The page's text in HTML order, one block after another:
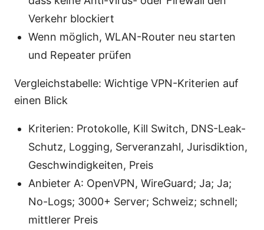
Verkehr blockiert
Wenn möglich, WLAN-Router neu starten
und Repeater prüfen
Vergleichstabelle: Wichtige VPN-Kriterien auf
einen Blick
Kriterien: Protokolle, Kill Switch, DNS-Leak-
Schutz, Logging, Serveranzahl, Jurisdiktion,
Geschwindigkeiten, Preis
Anbieter A: OpenVPN, WireGuard; Ja; Ja;
No-Logs; 3000+ Server; Schweiz; schnell;
mittlerer Preis